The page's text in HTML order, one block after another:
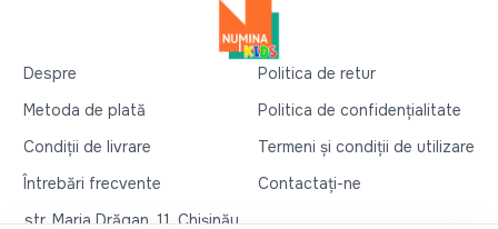
Despre
Politica de retur
Metoda de plată
Politica de confidențialitate
Condiții de livrare
Termeni și condiții de utilizare
Întrebări frecvente
Contactați-ne
str. Maria Drăgan, 11, Chișinău